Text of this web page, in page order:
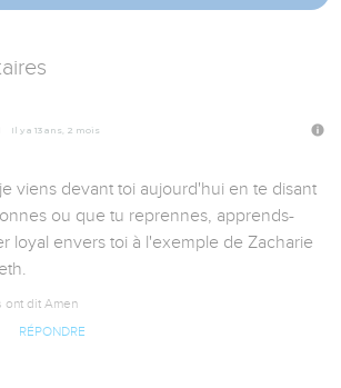
Il y a 13 ans, 2 mois
viens devant toi aujourd'hui en te disant
ou que tu reprennes, apprends-
loyal envers toi à l'exemple de Zacharie
ont dit Amen
RÉPONDRE